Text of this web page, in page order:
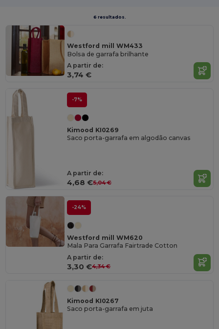
6 resultados.
Westford mill WM433
Bolsa de garrafa brilhante
A partir de:
3,74 €
-7%
Kimood KI0269
Saco porta-garrafa em algodão canvas
A partir de:
4,68 €5,04 €
-24%
Westford mill WM620
Mala Para Garrafa Fairtrade Cotton
A partir de:
3,30 €4,34 €
Kimood KI0267
Saco porta-garrafa em juta